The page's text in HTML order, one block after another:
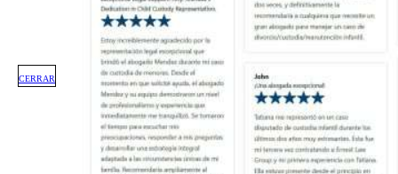
CERRAR